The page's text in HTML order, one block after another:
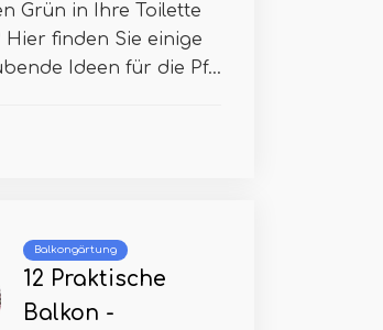
Grün in Ihre Toilette
Hier finden Sie einige
Ideen für die Pf...
Balkongärtung
12 Praktische
Balkon -